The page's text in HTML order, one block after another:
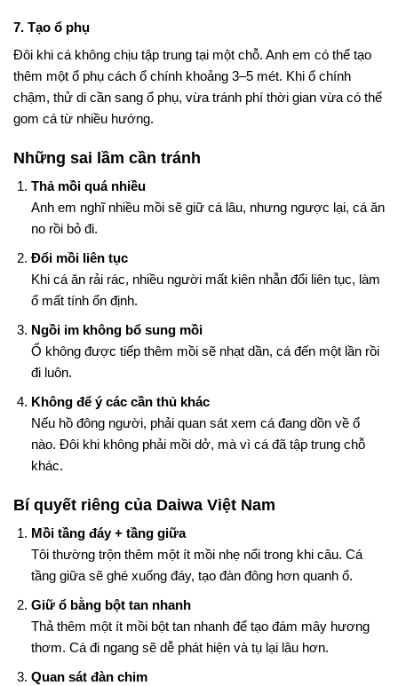
7. Tạo ổ phụ
Đôi khi cá không chịu tập trung tại một chỗ. Anh em có thể tạo
thêm một ổ phụ cách ổ chính khoảng 3–5 mét. Khi ổ chính
chậm, thử di cần sang ổ phụ, vừa tránh phí thời gian vừa có thể
gom cá từ nhiều hướng.
Những sai lầm cần tránh
Thả mồi quá nhiều
Anh em nghĩ nhiều mồi sẽ giữ cá lâu, nhưng ngược lại, cá ăn
no rồi bỏ đi.
Đổi mồi liên tục
Khi cá ăn rải rác, nhiều người mất kiên nhẫn đổi liên tục, làm
ổ mất tính ổn định.
Ngồi im không bổ sung mồi
Ổ không được tiếp thêm mồi sẽ nhạt dần, cá đến một lần rồi
đi luôn.
Không để ý các cần thủ khác
Nếu hồ đông người, phải quan sát xem cá đang dồn về ổ
nào. Đôi khi không phải mồi dở, mà vì cá đã tập trung chỗ
khác.
Bí quyết riêng của Daiwa Việt Nam
Mồi tầng đáy + tầng giữa
Tôi thường trộn thêm một ít mồi nhẹ nổi trong khi câu. Cá
tầng giữa sẽ ghé xuống đáy, tạo đàn đông hơn quanh ổ.
Giữ ổ bằng bột tan nhanh
Thả thêm một ít mồi bột tan nhanh để tạo đám mây hương
thơm. Cá đi ngang sẽ dễ phát hiện và tụ lại lâu hơn.
Quan sát đàn chim